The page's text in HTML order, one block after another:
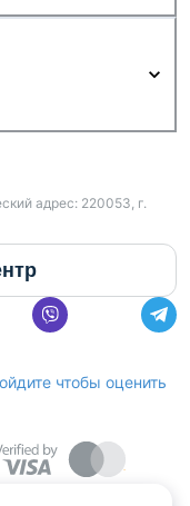
адрес: 220053, г.
чтобы оценить